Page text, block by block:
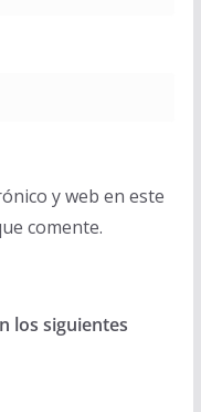
y web en este
comente.
los siguientes